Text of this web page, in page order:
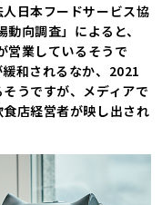
日本フードサービス協
向調査」によると、
営業しているそうで
和されるなか、2021
うですが、メディアで
店経営者が映し出され